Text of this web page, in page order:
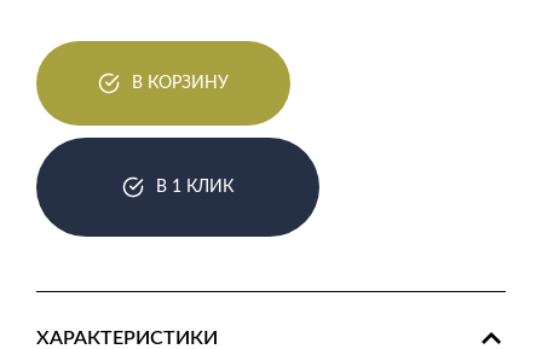
В КОРЗИНУ
В 1 КЛИК
ХАРАКТЕРИСТИКИ